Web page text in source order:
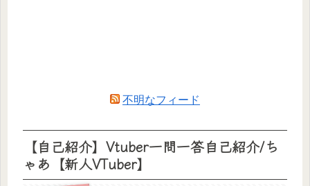
不明なフィード
【自己紹介】Vtuber一問一答自己紹介/ち
ゃあ【新人VTuber】